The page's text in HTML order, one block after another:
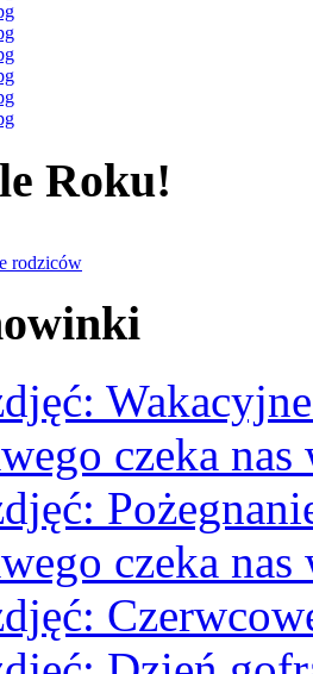
Roku!
rodziców
czeka
czeka